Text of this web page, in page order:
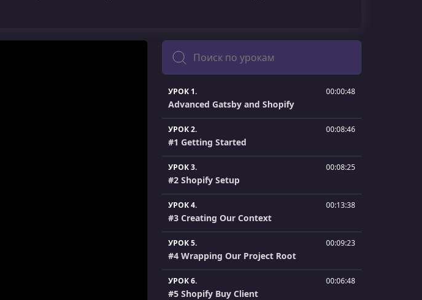
Поиск
УРОК 1. 00:00:48
Advanced Gatsby and Shopify
УРОК 2. 00:08:46
#1 Getting Started
УРОК 3. 00:08:25
#2 Shopify Setup
УРОК 4. 00:13:38
#3 Creating Our Context
УРОК 5. 00:09:23
#4 Wrapping Our Project Root
УРОК 6. 00:06:48
#5 Shopify Buy Client